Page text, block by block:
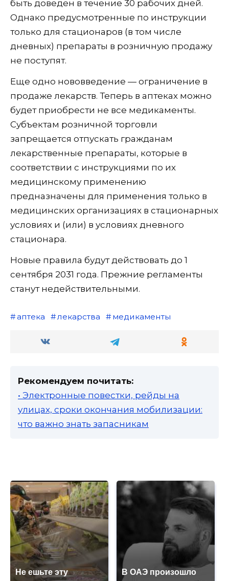
быть доведен в течение 30 рабочих дней.
Однако предусмотренные по инструкции
только для стационаров (в том числе
дневных) препараты в розничную продажу
не поступят.
Еще одно нововведение — ограничение в
продаже лекарств. Теперь в аптеках можно
будет приобрести не все медикаменты.
Субъектам розничной торговли
запрещается отпускать гражданам
лекарственные препараты, которые в
соответствии с инструкциями по их
медицинскому применению
предназначены для применения только в
медицинских организациях в стационарных
условиях и (или) в условиях дневного
стационара.
Новые правила будут действовать до 1
сентября 2031 года. Прежние регламенты
станут недействительными.
аптека лекарства медикаменты
Рекомендуем почитать:
• Электронные повестки, рейды на
улицах, сроки окончания мобилизации:
что важно знать запасникам
Не ешьте эту В ОАЭ произошло